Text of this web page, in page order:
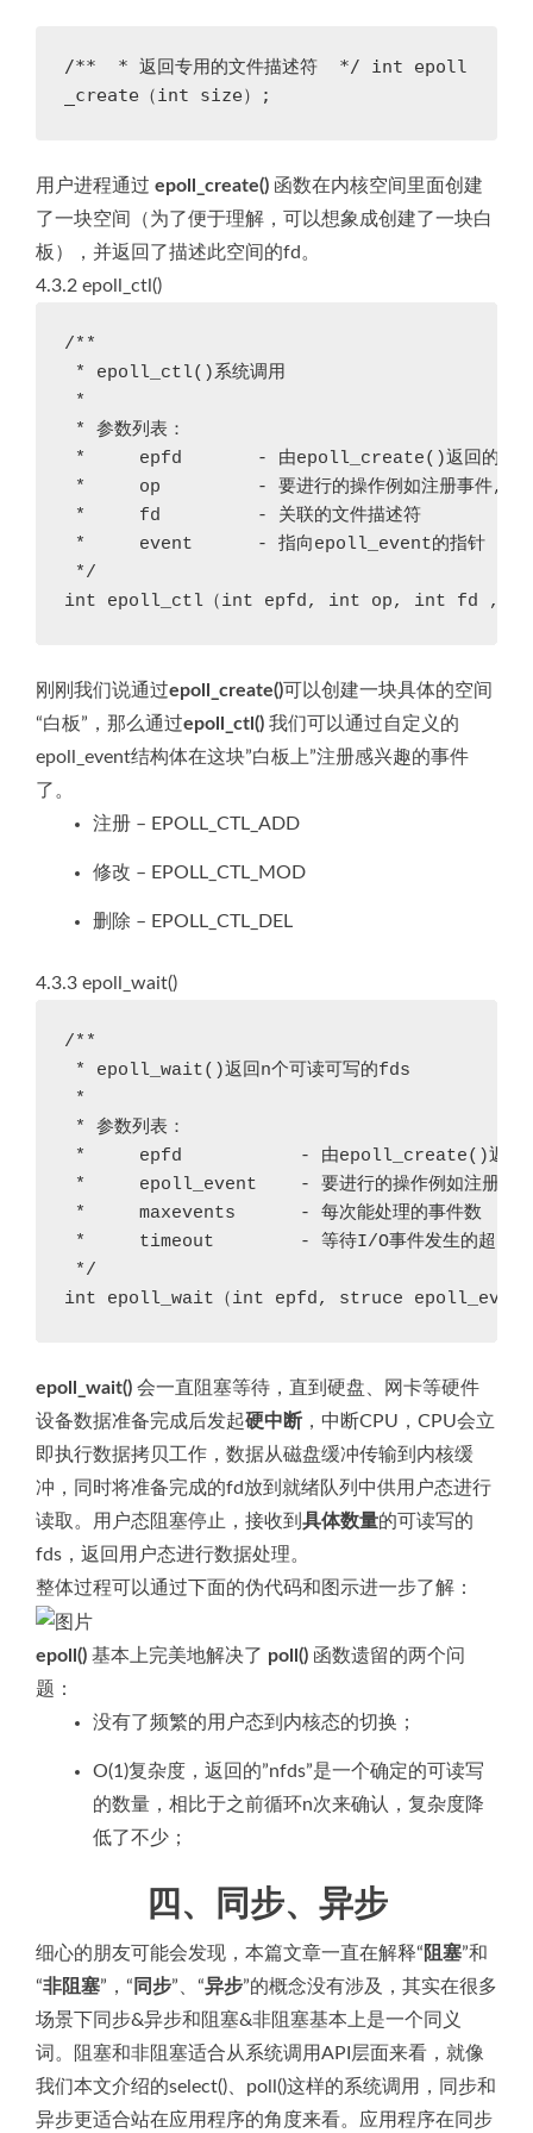
/** * 返回专用的文件描述符 */ int epoll
_create（int size）;
用户进程通过 epoll_create() 函数在内核空间里面创建
了一块空间（为了便于理解，可以想象成创建了一块白
板），并返回了描述此空间的fd。
4.3.2 epoll_ctl()
/**
* epoll_ctl()系统调用
*
* 参数列表：
*     epfd       - 由epoll_create()返回的epoll
*     op         - 要进行的操作例如注册事件,可能的取
*     fd         - 关联的文件描述符
*     event      - 指向epoll_event的指针
*/
int epoll_ctl（int epfd, int op, int fd ,
刚刚我们说通过epoll_create()可以创建一块具体的空间
“白板”，那么通过epoll_ctl() 我们可以通过自定义的
epoll_event结构体在这块”白板上”注册感兴趣的事件
了。
注册 – EPOLL_CTL_ADD
修改 – EPOLL_CTL_MOD
删除 – EPOLL_CTL_DEL
4.3.3 epoll_wait()
/**
* epoll_wait()返回n个可读可写的fds
*
* 参数列表：
*     epfd           - 由epoll_create()返回的
*     epoll_event    - 要进行的操作例如注册事件,可能
*     maxevents      - 每次能处理的事件数
*     timeout        - 等待I/O事件发生的超时值；-1
*/
int epoll_wait（int epfd, struce
epoll_wait() 会一直阻塞等待，直到硬盘、网卡等硬件
设备数据准备完成后发起硬中断 ，中断CPU，CPU会立
即执行数据拷贝工作，数据从磁盘缓冲传输到内核缓
冲，同时将准备完成的fd放到就绪队列中供用户态进行
读取。用户态阻塞停止，接收到 具体数量的可读写的
fds，返回用户态进行数据处理。
整体过程可以通过下面的伪代码和图示进一步了解：
epoll() 基本上完美地解决了 poll() 函数遗留的两个问
题：
没有了频繁的用户态到内核态的切换；
O(1)复杂度，返回的”nfds”是一个确定的可读写
的数量，相比于之前循环n次来确认，复杂度降
低了不少；
四、同步、异步
细心的朋友可能会发现，本篇文章一直在解释“阻塞”和
“非阻塞”，“ 同步”、“异步”的概念没有涉及，其实在很多
场景下同步&异步和阻塞&非阻塞基本上是一个同义
词。阻塞和非阻塞适合从系统调用API层面来看，就像
我们本文介绍的select()、poll()这样的系统调用，同步和
异步更适合站在应用程序的角度来看。应用程序在同步